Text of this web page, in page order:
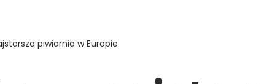
piwiarnia w Europie